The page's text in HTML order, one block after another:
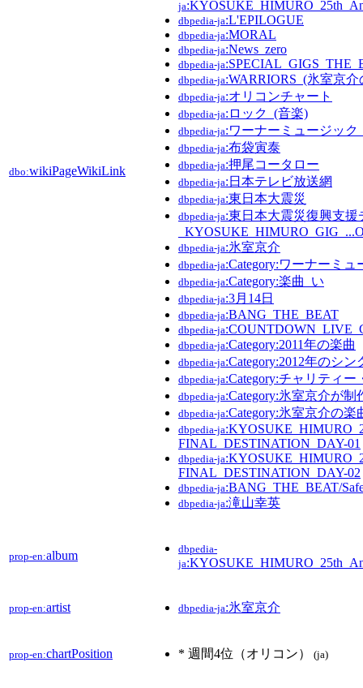
dbo:wikiPageWikiLink
ja
dbpedia-ja:L'EPILOGUE
dbpedia-ja:MORAL
dbpedia-ja:News_zero
dbpedia-ja
dbpedia-ja:WARRIORS_(氷室京介
dbpedia-ja:オリコンチャート
dbpedia-ja:ロック_(音楽)
dbpedia-ja:ワーナーミュージック
dbpedia-ja:布袋寅泰
dbpedia-ja:押尾コータロー
dbpedia-ja:日本テレビ放送網
dbpedia-ja:東日本大震災
dbpedia-ja:東日本大震災復興支
dbpedia-ja:氷室京介
dbpedia-ja:Category:ワーナーミ
dbpedia-ja:Category:楽曲_い
dbpedia-ja:3月14日
dbpedia-ja:BANG_THE_BEAT
dbpedia-ja
dbpedia-ja:Category:2011年の楽曲
dbpedia-ja:Category:2012年のシン
dbpedia-ja:Category:チャリティー
dbpedia-ja:Category:氷室京介が制
dbpedia-ja:Category:氷室京介の楽
dbpedia-ja
FINAL_DESTINATION_DAY-01
dbpedia-ja
FINAL_DESTINATION_DAY-02
dbpedia-ja:BANG_THE_BEAT/
dbpedia-ja:滝山幸英
prop-en:album
dbpedia-
ja
prop-en:artist dbpedia-ja:氷室京介
prop-en:chartPosition * 週間4位（オリコン） (ja)